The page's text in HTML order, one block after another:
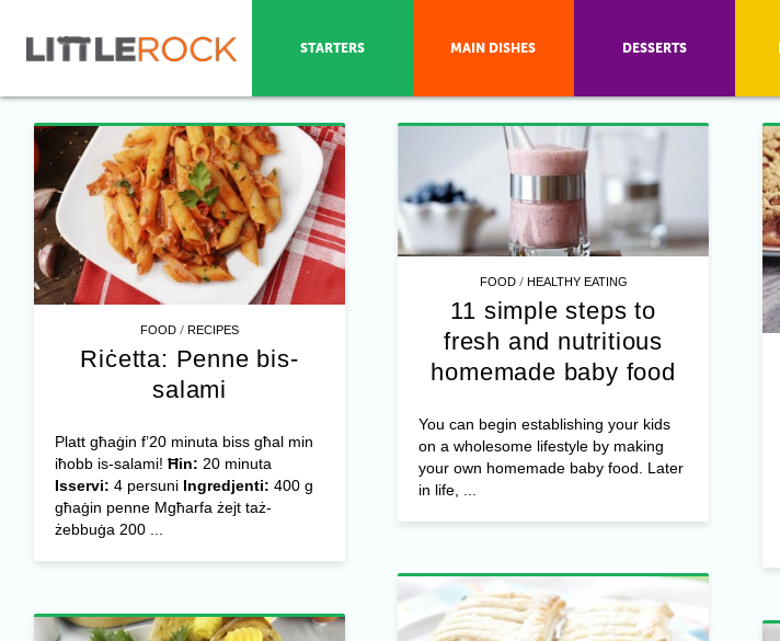
FOOD /RECIPES
Riċetta: Penne bis-
salami
Platt għaġin f’20 minuta biss għal min
iħobb is-salami! Ħin: 20 minuta
Isservi: 4 persuni Ingredjenti: 400 g
għaġin penne Mgħarfa żejt taż-
żebbuġa 200 ...
FOOD/ HEALTHY EATING
11 simple steps to
fresh and nutritious
homemade baby food
You can begin establishing your kids
on a wholesome lifestyle by making
your own homemade baby food. Later
in life, ...
STARTERS MAIN DISHES DESSERTS